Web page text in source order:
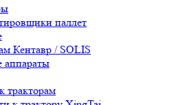
паллет
Кентавр / SOLIS
тракторам